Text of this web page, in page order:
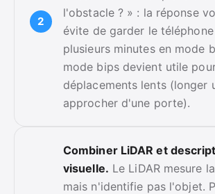
l'obstacle ? » : la réponse
évite de garder le
plusieurs minutes en mode
mode bips devient utile
déplacements lents (longer
approcher d'une porte).
Combiner LiDAR et
visuelle. Le LiDAR mesure
mais n'identifie pas l'objet.